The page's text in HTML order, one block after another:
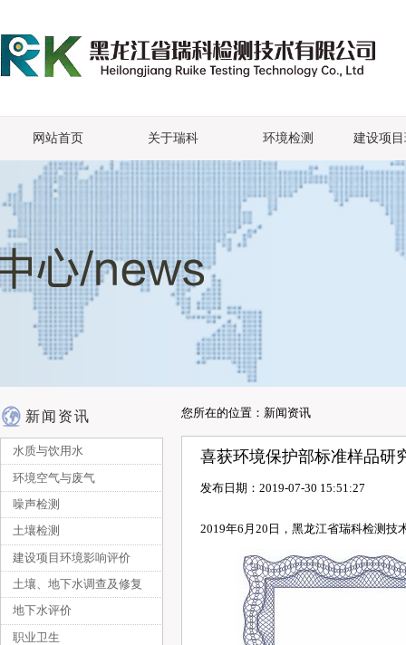
网站首页 关于瑞科 环境检测 建设项
新闻资讯
水质与饮用水
环境空气与废气
噪声检测
土壤检测
建设项目环境影响评价
土壤、地下水调查及修复
地下水评价
职业卫生
您所在的位置：新闻资讯
喜获环境保护部标准样品研
发布日期：2019-07-30 15:51:27
2019年6月20日，黑龙江省瑞科检测技